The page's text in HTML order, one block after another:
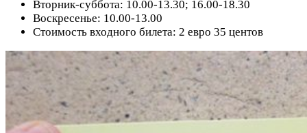
Вторник-суббота: 10.00-13.30; 16.00-18.30
Воскресенье: 10.00-13.00
Стоимость входного билета: 2 евро 35 центов